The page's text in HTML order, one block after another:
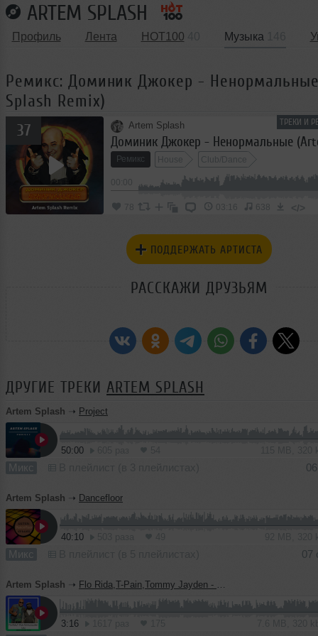
ARTEM SPLASH
Профиль Лента HOT100 Музыка
Ремикс: Доминик Джокер -
Splash Remix)
ТРЕКИ И
37 Artem Splash
Ремикс House Club/Dance
78 03:16 638 </>
ПОДДЕРЖАТЬ АРТИСТА
РАССКАЖИ ДРУЗЬЯМ
ДРУГИЕ ТРЕКИ ARTEM SPLASH
Artem Splash ➝ Project
50:00
Микс
Artem Splash ➝ Dancefloor
40:10
Микс 07
Artem Splash ➝ Flo Rida,T-Pain,Tommy Jayden - Low (Artem Splash Mash)
3:16